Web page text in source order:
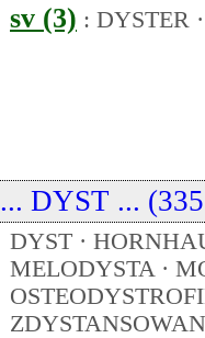
sv (3) : DYSTER
... DYST ...
DYST ·
MELODYSTA ·